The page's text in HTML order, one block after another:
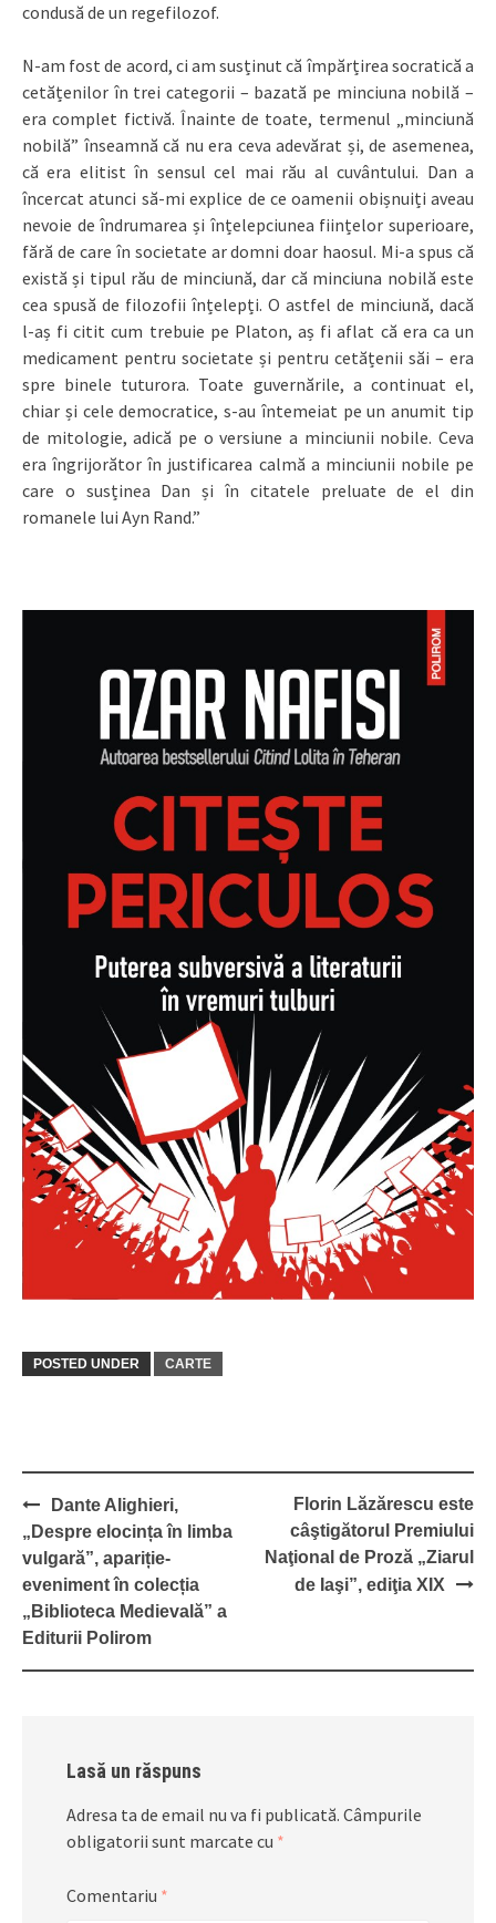
condusă de un regefilozof.
N‑am fost de acord, ci am susținut că împărțirea socratică a
cetățenilor în trei categorii – bazată pe minciuna nobilă –
era complet fictivă. Înainte de toate, termenul „minciună
nobilă” înseamnă că nu era ceva adevărat și, de asemenea,
că era elitist în sensul cel mai rău al cuvântului. Dan a
încercat atunci să‑mi explice de ce oamenii obișnuiți aveau
nevoie de îndrumarea și înțelepciunea ființelor superioare,
fără de care în societate ar domni doar haosul. Mi‑a spus că
există și tipul rău de minciună, dar că minciuna nobilă este
cea spusă de filozofii înțelepți. O astfel de minciună, dacă
l‑aș fi citit cum trebuie pe Platon, aș fi aflat că era ca un
medicament pentru societate și pentru cetățenii săi – era
spre binele tuturora. Toate guvernările, a continuat el,
chiar și cele democratice, s‑au întemeiat pe un anumit tip
de mitologie, adică pe o versiune a minciunii nobile. Ceva
era îngrijorător în justificarea calmă a minciunii nobile pe
care o susținea Dan și în citatele preluate de el din
romanele lui Ayn Rand.”
POSTED UNDER CARTE
Post
navigation
Dante Alighieri,
„Despre elocința în limba
vulgară”, apariție-
eveniment în colecția
„Biblioteca Medievală” a
Editurii Polirom
Florin Lăzărescu este
câştigătorul Premiului
Naţional de Proză „Ziarul
de Iaşi”, ediţia XIX
Lasă un răspuns
Adresa ta de email nu va fi publicată. Câmpurile
obligatorii sunt marcate cu *
Comentariu *